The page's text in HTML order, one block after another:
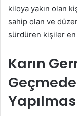
kiloya yakın olan
sahip olan ve
sürdüren kişiler en
Karın